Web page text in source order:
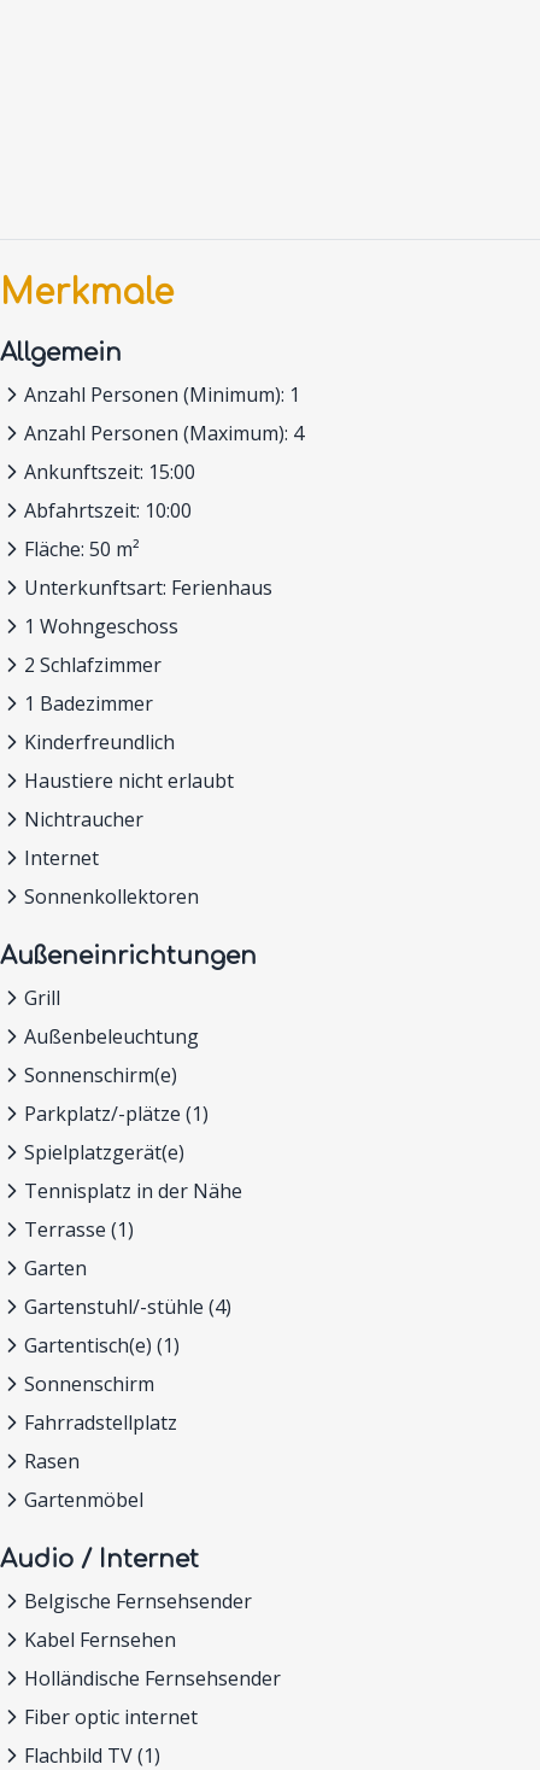
Merkmale
Allgemein
Anzahl Personen (Minimum): 1
Anzahl Personen (Maximum): 4
Ankunftszeit: 15:00
Abfahrtszeit: 10:00
Fläche: 50 m²
Unterkunftsart: Ferienhaus
1 Wohngeschoss
2 Schlafzimmer
1 Badezimmer
Kinderfreundlich
Haustiere nicht erlaubt
Nichtraucher
Internet
Sonnenkollektoren
Außeneinrichtungen
Grill
Außenbeleuchtung
Sonnenschirm(e)
Parkplatz/-plätze (1)
Spielplatzgerät(e)
Tennisplatz in der Nähe
Terrasse (1)
Garten
Gartenstuhl/-stühle (4)
Gartentisch(e) (1)
Sonnenschirm
Fahrradstellplatz
Rasen
Gartenmöbel
Audio / Internet
Belgische Fernsehsender
Kabel Fernsehen
Holländische Fernsehsender
Fiber optic internet
Flachbild TV (1)